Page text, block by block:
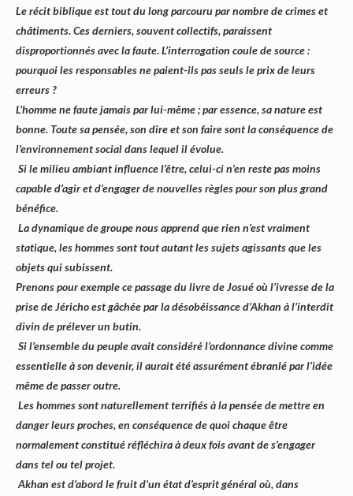
Le récit biblique est tout du long parcouru par nombre de crimes et
châtiments. Ces derniers, souvent collectifs, paraissent
disproportionnés avec la faute. L’interrogation coule de source :
pourquoi les responsables ne paient-ils pas seuls le prix de leurs
erreurs ?
L’homme ne faute jamais par lui-même ; par essence, sa nature est
bonne. Toute sa pensée, son dire et son faire sont la conséquence de
l’environnement social dans lequel il évolue.
Si le milieu ambiant influence l’être, celui-ci n’en reste pas moins
capable d’agir et d’engager de nouvelles règles pour son plus grand
bénéfice.
La dynamique de groupe nous apprend que rien n’est vraiment
statique, les hommes sont tout autant les sujets agissants que les
objets qui subissent.
Prenons pour exemple ce passage du livre de Josué où l’ivresse de la
prise de Jéricho est gâchée par la désobéissance d’Akhan à l’interdit
divin de prélever un butin.
Si l’ensemble du peuple avait considéré l’ordonnance divine comme
essentielle à son devenir, il aurait été assurément ébranlé par l’idée
même de passer outre.
Les hommes sont naturellement terrifiés à la pensée de mettre en
danger leurs proches, en conséquence de quoi chaque être
normalement constitué réfléchira à deux fois avant de s’engager
dans tel ou tel projet.
Akhan est d’abord le fruit d’un état d’esprit général où, dans